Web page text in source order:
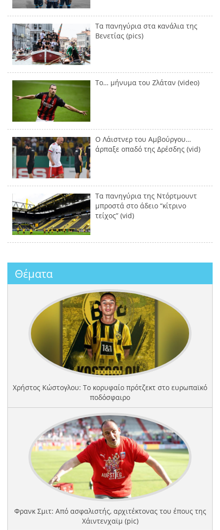
Τα πανηγύρια στα κανάλια της
Βενετίας (pics)
Το… μήνυμα του Ζλάταν (video)
Ο Λάιστνερ του Αμβούργου…
άρπαξε οπαδό της Δρέσδης (vid)
Τα πανηγύρια της Ντόρτμουντ
μπροστά στο άδειο “κίτρινο
τείχος” (vid)
Θέματα
Χρήστος Κώστογλου: Το κορυφαίο πρότζεκτ στο ευρωπαϊκό
ποδόσφαιρο
Φρανκ Σμιτ: Από ασφαλιστής, αρχιτέκτονας του έπους της
Χάιντενχαϊμ (pic)